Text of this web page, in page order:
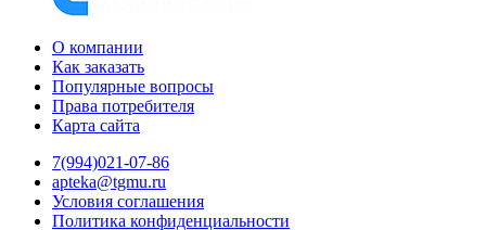
О компании
Как заказать
Популярные вопросы
Права потребителя
Карта сайта
7(994)021-07-86
apteka@tgmu.ru
Условия соглашения
Политика конфиденциальности